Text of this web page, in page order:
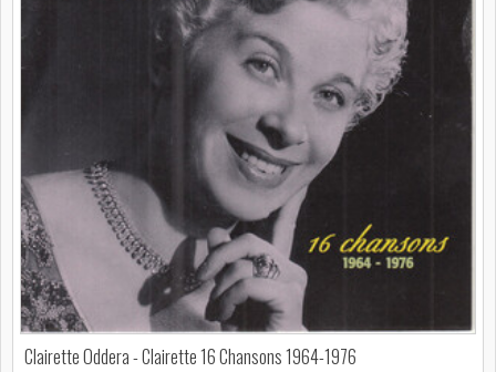
Clairette Oddera - Clairette 16 Chansons 1964-1976